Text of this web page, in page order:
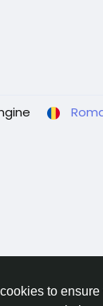
to ensure